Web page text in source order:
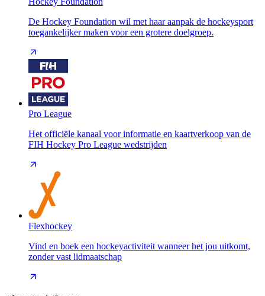
De Hockey Foundation wil met haar aanpak de hockeysport
toegankelijker maken voor een grotere doelgroep.
Pro League
Het officiële kanaal voor informatie en kaartverkoop van de
FIH Hockey Pro League wedstrijden
Flexhockey
Vind en boek een hockeyactiviteit wanneer het jou uitkomt,
zonder vast lidmaatschap